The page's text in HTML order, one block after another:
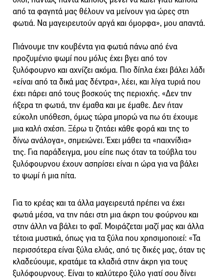
από τα φαγητά μας θέλουν να μείνουν για ώρες στη
φωτιά. Να μαγειρευτούν αργά και όμορφα», μου απαντά.
Πιάνουμε την κουβέντα για φωτιά πάνω από ένα
προζυμένιο ψωμί που μόλις έχει βγει από τον
ξυλόφουρνο και αχνίζει ακόμα. Πιο δίπλα έχει βάλει λάδι
«είναι από τα δικά μας δέντρα», λέει, και λίγα τυριά που
έχει πάρει από τους βοσκούς της περιοχής. «Δεν την
ήξερα τη φωτιά, την έμαθα και με έμαθε. Δεν ήταν
εύκολη υπόθεση, όμως τώρα μπορώ να πω ότι έχουμε
μια καλή σχέση. Ξέρω τι ζητάει κάθε φορά και της το
δίνω ανάλογα», σημειώνει. Έχει μάθει τα «παιχνίδια»
της. Για παράδειγμα, μου είπε πως όταν τα τούβλα του
ξυλόφουρνου έχουν ασπρίσει είναι η ώρα για να βάλει
το ψωμί ή μια πίτα.
Για το κρέας και τα άλλα μαγειρευτά πρέπει να έχει
φωτιά μέσα, να την πάει στη μια άκρη του φούρνου και
στην άλλη να βάλει το φαΐ. Μοιράζεται μαζί μας και άλλα
τέτοια μυστικά, όπως για τα ξύλα που χρησιμοποιεί: «Τα
περισσότερα είναι ξύλα ελιάς, από τις δικές μας, όταν τις
κλαδεύουμε, κρατάμε τα κλαδιά στην άκρη για τους
ξυλόφουρνους. Είναι το καλύτερο ξύλο γιατί σου δίνει